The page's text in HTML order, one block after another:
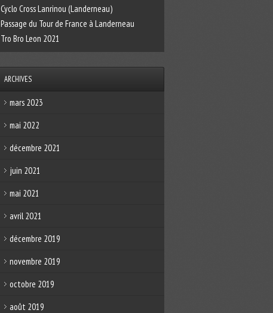
Cyclo Cross Lanrinou (Landerneau)
Passage du Tour de France à Landerneau
Tro Bro Leon 2021
ARCHIVES
mars 2023
mai 2022
décembre 2021
juin 2021
mai 2021
avril 2021
décembre 2019
novembre 2019
octobre 2019
août 2019